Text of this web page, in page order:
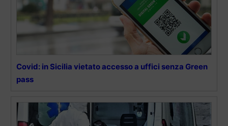
Covid: in Sicilia vietato accesso a uffici senza Green
pass